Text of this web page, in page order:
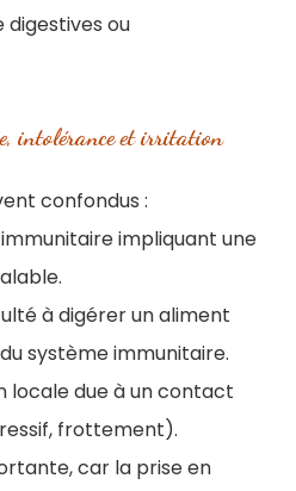
digestives ou
intolérance et irritation
confondus :
impliquant une
à digérer un aliment
système immunitaire.
locale due à un contact
frottement).
car la prise en